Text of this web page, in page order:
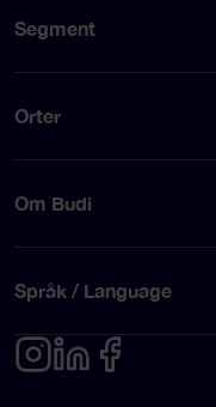
Segment
Orter
Om Budi
Språk / Language